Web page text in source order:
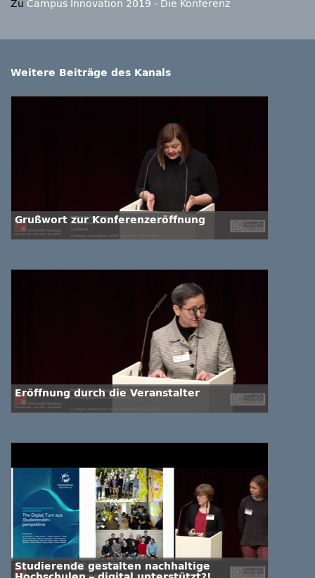
Zu Campus Innovation 2019 - Die Konferenz
Weitere Beiträge des Kanals
Grußwort zur Konferenzeröffnung
Eröffnung durch die Veranstalter
Studierende gestalten nachhaltige